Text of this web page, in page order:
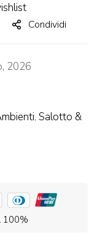
Condividi
2026
, Salotto &
100%